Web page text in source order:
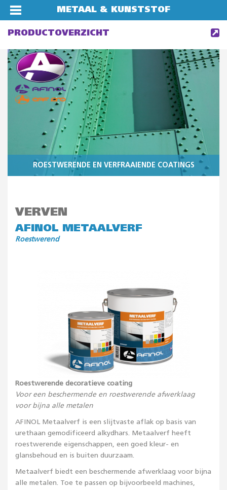
METAAL & KUNSTSTOF
PRODUCTOVERZICHT
ROESTWERENDE EN VERFRAAIENDE COATINGS
VERVEN
AFINOL METAALVERF
Roestwerend
Roestwerende decoratieve coating
Voor een beschermende en roestwerende afwerklaag
voor bijna alle metalen
AFINOL Metaalverf is een slijtvaste aflak op basis van
urethaan gemodificeerd alkydhars. Metaalverf heeft
roestwerende eigenschappen, een goed kleur- en
glansbehoud en is buiten duurzaam.
Metaalverf biedt een beschermende afwerklaag voor bijna
alle metalen. Toe te passen op bijvoorbeeld machines,